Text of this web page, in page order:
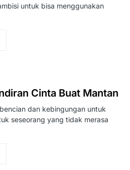
untuk bisa menggunakan
Cinta Buat Mantan
dan kebingungan untuk
seseorang yang tidak merasa